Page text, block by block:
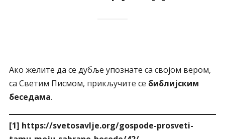
Ако желите да се дубље упознате са својом вером,
са Светим Писмом, прикључите се библијским
беседама.
[1] https://svetosavlje.org/gospode-prosveti-